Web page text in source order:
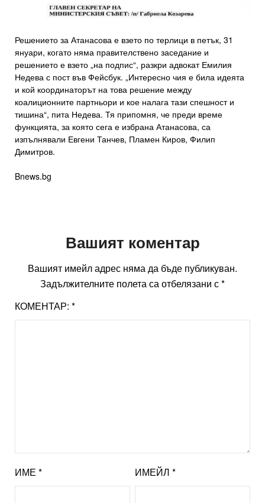
Решението за Атанасова е взето по терлици в петък, 31
януари, когато няма правителствено заседание и
решението е взето „на подпис“, разкри адвокат Емилия
Недева с пост във Фейсбук. „Интересно чия е била идеята
и кой координаторът на това решение между
коалиционните партньори и кое налага тази спешност и
тишина“, пита Недева. Тя припомня, че преди време
функцията, за която сега е избрана Атанасова, са
изпълнявали Евгени Танчев, Пламен Киров, Филип
Димитров.
Bnews.bg
Вашият коментар
Вашият имейл адрес няма да бъде публикуван.
Задължителните полета са отбелязани с*
КОМЕНТАР: *
ИМЕ * ИМЕЙЛ *